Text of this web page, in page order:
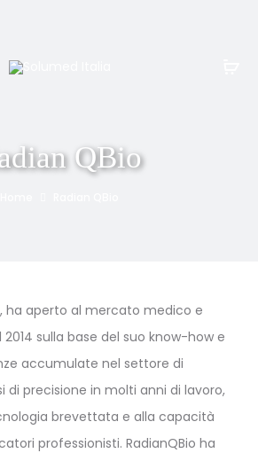
QBio
ha aperto al mercato medico e
sulla base del suo know-how e
accumulate nel settore di
di precisione in molti anni di lavoro,
brevettata e alla capacità
professionisti. RadianQBio ha